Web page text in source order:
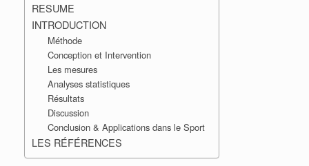
RESUME
INTRODUCTION
Méthode
Conception et Intervention
Les mesures
Analyses statistiques
Résultats
Discussion
Conclusion & Applications dans le Sport
LES RÉFÉRENCES